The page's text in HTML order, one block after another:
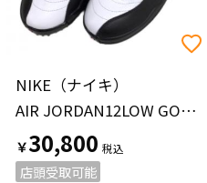
NIKE（ナイキ）
AIR JORDAN12LOW GOLF TAXI
￥30,800
店頭受取可能